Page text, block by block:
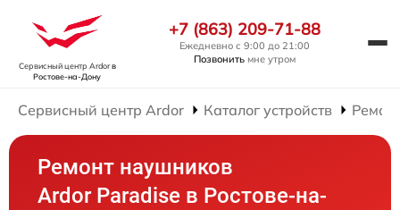
Сервисный центр Ardorв
Ростове-на-Дону
+7 (863) 209-71-88
Ежедневно с 9:00 до 21:00
Позвонить мне утром
Сервисный центр Ardor Каталог устройств
Ремонт наушников
Ardor Paradise в Ростове-на-